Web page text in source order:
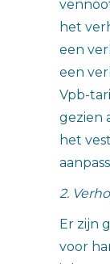
het
een
een
Vpb-
gezien
het
2.
Er zijn
voor